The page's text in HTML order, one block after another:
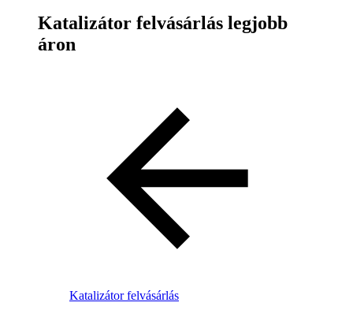
Katalizátor felvásárlás legjobb
áron
Katalizátor felvásárlás